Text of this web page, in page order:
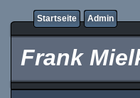
Startseite Admin
Frank